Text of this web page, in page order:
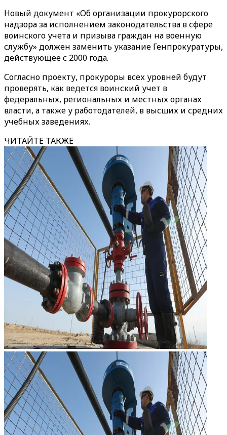
Новый документ «Об организации прокурорского
надзора за исполнением законодательства в сфере
воинского учета и призыва граждан на военную
службу» должен заменить указание Генпрокуратуры,
действующее с 2000 года.
Согласно проекту, прокуроры всех уровней будут
проверять, как ведется воинский учет в
федеральных, региональных и местных органах
власти, а также у работодателей, в высших и средних
учебных заведениях.
ЧИТАЙТЕ ТАКЖЕ